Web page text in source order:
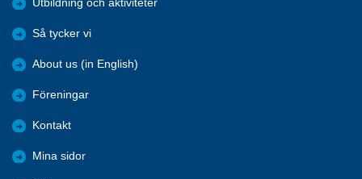
Utbildning och aktiviteter
Så tycker vi
About us (in English)
Föreningar
Kontakt
Mina sidor